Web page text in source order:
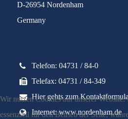
D-26954 Nordenham
Germany
Telefon: 04731 / 84-0
Telefax: 04731 / 84-349
Hier gehts zum
Internet: www.nordenham.de
Wir nutzen Cookies auf unserer
essenziell für den Betrieb der Seite,